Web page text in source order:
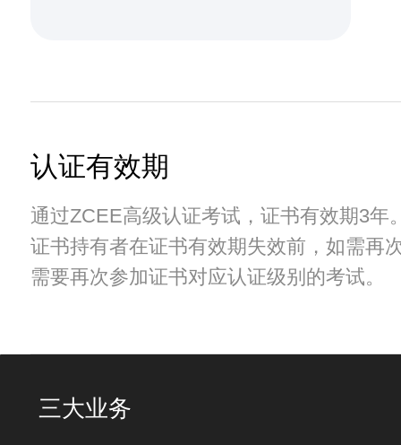
认证有效期
通过ZCEE高级认证考试，证书有效期3年
证书持有者在证书有效期失效前，如需再
需要再次参加证书对应认证级别的考试。
三大业务